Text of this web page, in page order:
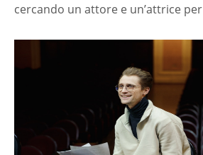
cercando un attore e un’attrice